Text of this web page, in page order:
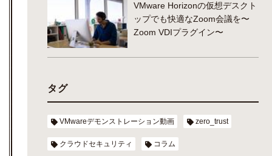
VMware Horizonの仮想デスクト
ップでも快適なZoom会議を〜
Zoom VDIプラグイン〜
タグ
VMwareデモンストレーション動画 zero_trust
クラウドセキュリティ コラム